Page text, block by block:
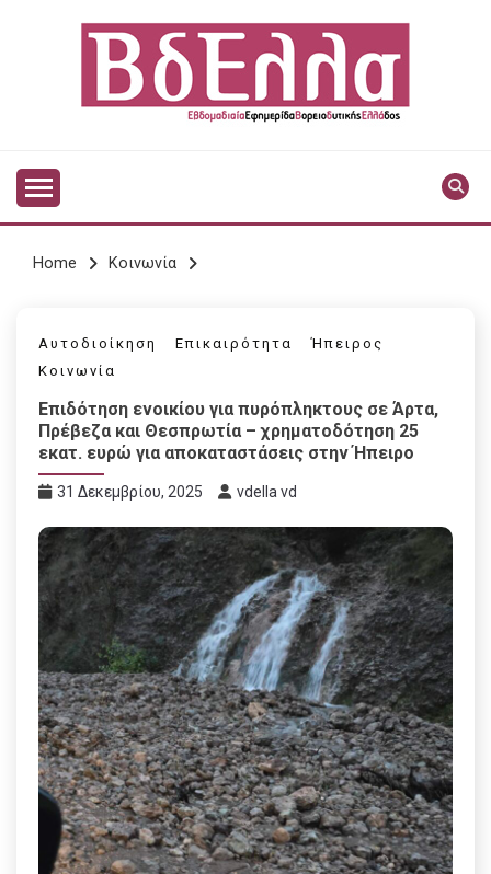
VDELLA
Home Κοινωνία
Αυτοδιοίκηση Επικαιρότητα
Ήπειρος
Κοινωνία
Επιδότηση ενοικίου για πυρόπληκτους σε Άρτα,
Πρέβεζα και Θεσπρωτία – χρηματοδότηση 25
εκατ. ευρώ για αποκαταστάσεις στην Ήπειρο
31 Δεκεμβρίου, 2025 vdella vd